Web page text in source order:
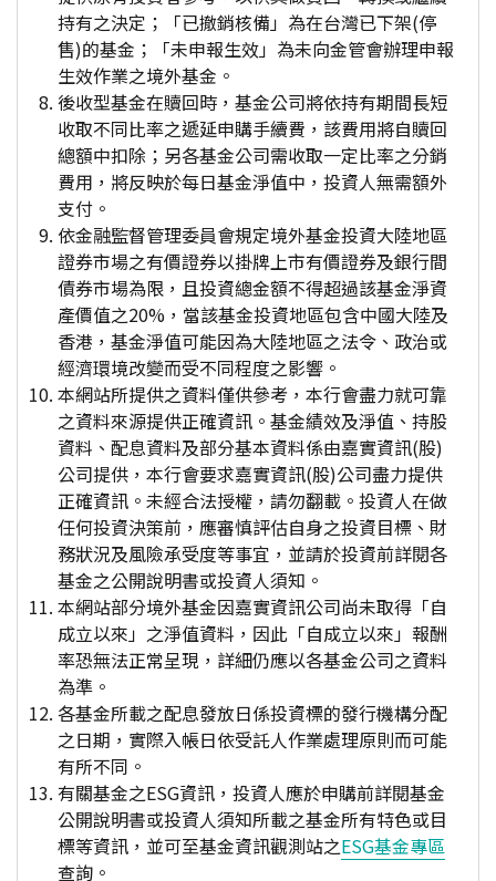
持有之決定；「已撤銷核備」為在台灣已下架(停
售)的基金；「未申報生效」為未向金管會辦理申報
生效作業之境外基金。
後收型基金在贖回時，基金公司將依持有期間長短
收取不同比率之遞延申購手續費，該費用將自贖回
總額中扣除；另各基金公司需收取一定比率之分銷
費用，將反映於每日基金淨值中，投資人無需額外
支付。
依金融監督管理委員會規定境外基金投資大陸地區
證券市場之有價證券以掛牌上市有價證券及銀行間
債券市場為限，且投資總金額不得超過該基金淨資
產價值之20%，當該基金投資地區包含中國大陸及
香港，基金淨值可能因為大陸地區之法令、政治或
經濟環境改變而受不同程度之影響。
本網站所提供之資料僅供參考，本行會盡力就可靠
之資料來源提供正確資訊。基金績效及淨值、持股
資料、配息資料及部分基本資料係由嘉實資訊(股)
公司提供，本行會要求嘉實資訊(股)公司盡力提供
正確資訊。未經合法授權，請勿翻載。投資人在做
任何投資決策前，應審慎評估自身之投資目標、財
務狀況及風險承受度等事宜，並請於投資前詳閱各
基金之公開說明書或投資人須知。
本網站部分境外基金因嘉實資訊公司尚未取得「自
成立以來」之淨值資料，因此「自成立以來」報酬
率恐無法正常呈現，詳細仍應以各基金公司之資料
為準。
各基金所載之配息發放日係投資標的發行機構分配
之日期，實際入帳日依受託人作業處理原則而可能
有所不同。
有關基金之ESG資訊，投資人應於申購前詳閱基金
公開說明書或投資人須知所載之基金所有特色或目
標等資訊，並可至基金資訊觀測站之ESG基金專區
查詢。